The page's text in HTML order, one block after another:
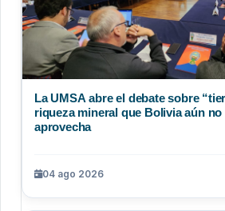
La UMSA abre el debate sobre
riqueza mineral que Bolivia aún
aprovecha
04 ago 2026